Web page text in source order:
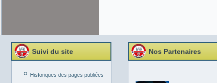
Suivi du site
Historiques des pages publiées
Nos Partenaires